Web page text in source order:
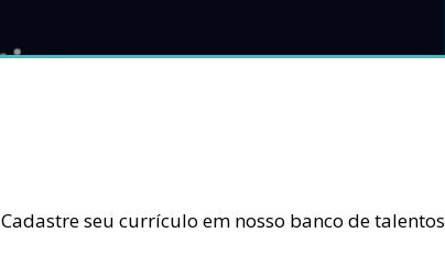
Cadastre seu currículo em nosso banco de talentos